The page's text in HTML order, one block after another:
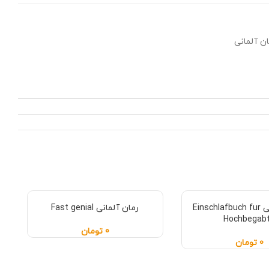
آلمانی
رمان آلمانی Einschlafbuch fur
0 تومان
رمان آلمانی Fast genial
0 تومان